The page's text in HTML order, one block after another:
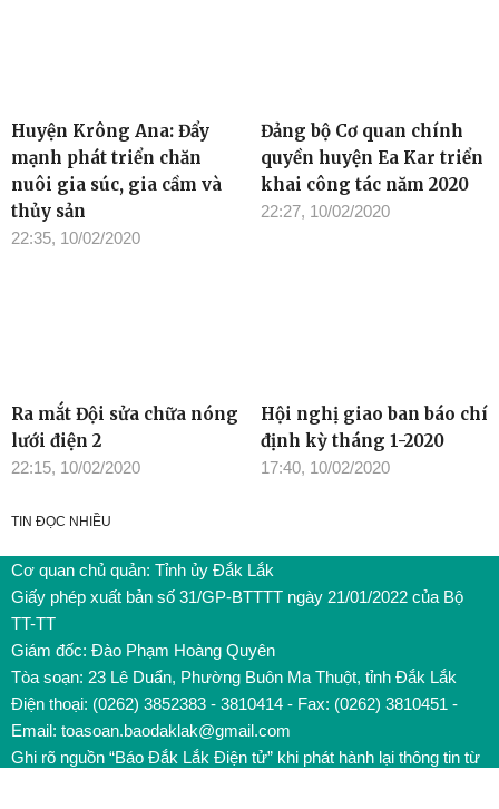
Huyện Krông Ana: Đẩy
mạnh phát triển chăn
nuôi gia súc, gia cầm và
thủy sản
22:35, 10/02/2020
Đảng bộ Cơ quan chính
quyền huyện Ea Kar triển
khai công tác năm 2020
22:27, 10/02/2020
Ra mắt Đội sửa chữa nóng
lưới điện 2
22:15, 10/02/2020
Hội nghị giao ban báo chí
định kỳ tháng 1-2020
17:40, 10/02/2020
TIN ĐỌC NHIỀU
Cơ quan chủ quản: Tỉnh ủy Đắk Lắk
Giấy phép xuất bản số 31/GP-BTTTT ngày 21/01/2022 của Bộ
TT-TT
Giám đốc: Đào Phạm Hoàng Quyên
Tòa soạn: 23 Lê Duẩn, Phường Buôn Ma Thuột, tỉnh Đắk Lắk
Điện thoại: (0262) 3852383 - 3810414 - Fax: (0262) 3810451 -
Email: toasoan.baodaklak@gmail.com
Ghi rõ nguồn “Báo Đắk Lắk Điện tử” khi phát hành lại thông tin từ